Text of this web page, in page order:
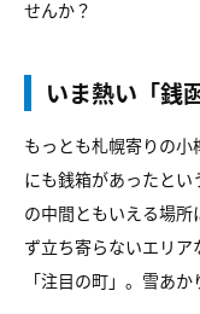
せんか？
いま熱い「銭
もっとも札幌寄りの
にも銭箱があったと
の中間ともいえる場
ず立ち寄らないエリ
「注目の町」。雪あか